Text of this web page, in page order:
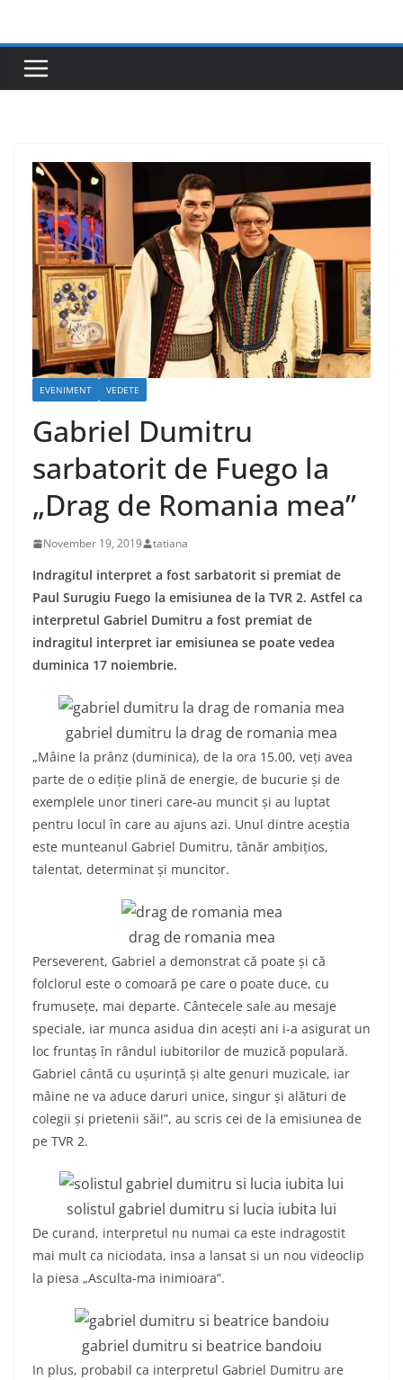
content
EVENIMENT VEDETE
Gabriel Dumitru
sarbatorit de Fuego la
„Drag de Romania mea”
November 19, 2019 tatiana
Indragitul interpret a fost sarbatorit si premiat de
Paul Surugiu Fuego la emisiunea de la TVR 2. Astfel ca
interpretul Gabriel Dumitru a fost premiat de
indragitul interpret iar emisiunea se poate vedea
duminica 17 noiembrie.
gabriel dumitru la drag de romania mea
„Mâine la prânz (duminica), de la ora 15.00, veți avea
parte de o ediție plină de energie, de bucurie și de
exemplele unor tineri care-au muncit și au luptat
pentru locul în care au ajuns azi. Unul dintre aceștia
este munteanul Gabriel Dumitru, tânăr ambițios,
talentat, determinat și muncitor.
drag de romania mea
Perseverent, Gabriel a demonstrat că poate și că
folclorul este o comoară pe care o poate duce, cu
frumusețe, mai departe. Cântecele sale au mesaje
speciale, iar munca asidua din acești ani i-a asigurat un
loc fruntaș în rândul iubitorilor de muzică populară.
Gabriel cântă cu ușurință și alte genuri muzicale, iar
mâine ne va aduce daruri unice, singur și alături de
colegii și prietenii săi!”, au scris cei de la emisiunea de
pe TVR 2.
solistul gabriel dumitru si lucia iubita lui
De curand, interpretul nu numai ca este indragostit
mai mult ca niciodata, insa a lansat si un nou videoclip
la piesa „Asculta-ma inimioara”.
gabriel dumitru si beatrice bandoiu
In plus, probabil ca interpretul Gabriel Dumitru are